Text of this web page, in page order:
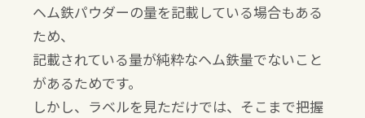
ヘム鉄パウダーの量を記載している場合もある
ため、
記載されている量が純粋なヘム鉄量でないこと
があるためです。
しかし、ラベルを見ただけでは、そこまで把握